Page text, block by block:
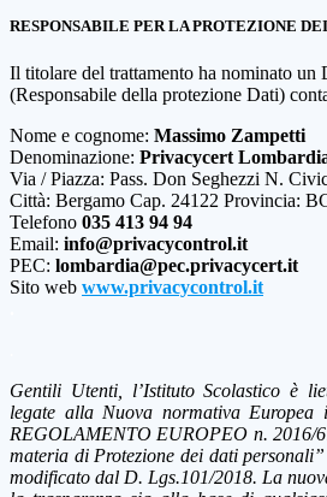
RESPONSABILE PER LA PROTEZIONE
Il titolare del trattamento ha nominato un
(Responsabile della protezione Dati)
Nome e cognome: Massimo Zampetti
Denominazione: Privacycert
Via / Piazza: Pass. Don Seghezzi N.
Città: Bergamo Cap. 24122 Provincia:
Telefono 035 413 94 94
Email: info@privacycontrol.it
PEC: lombardia@pec.privacycert.it
Sito web www.privacycontrol.it
Gentili Utenti, l’Istituto Scolastico è
legate alla Nuova normativa
REGOLAMENTO EUROPEO n. 2016/
materia di Protezione dei dati
modificato dal D. Lgs.101/2018. La